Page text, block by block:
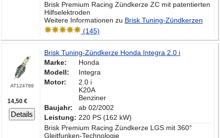
Brisk Premium Racing Zündkerze ZC mit patentierten
Hilfselektroden
Weitere Informationen zu Brisk Tuning-Zündkerzen
(145)
AT124789
14,50 €
Details
Brisk Tuning-Zündkerze Honda Integra 2.0 i
Marke:
Honda
Modell:
Integra
Motor:
2.0 i
K20A
Benziner
Baujahr:
ab 02/2002
Leistung: 220 PS (162 kW)
Brisk Premium Racing Zündkerze LGS mit 360°
Gleitfunken-Technologie